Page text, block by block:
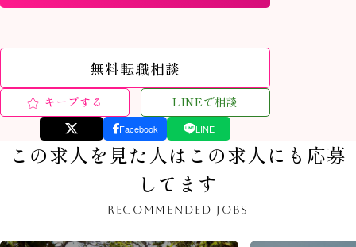
無料転職相談
キープする LINEで相談
Facebook LINE
この求人を見た人はこの求人にも応募
してます
RECOMMENDED JOBS